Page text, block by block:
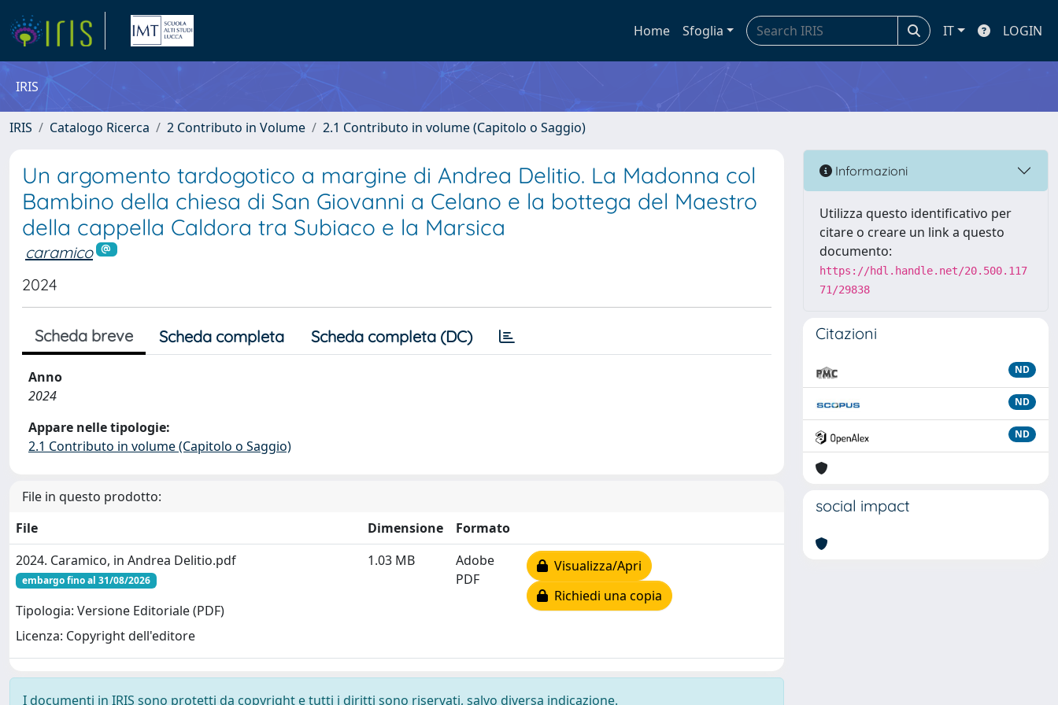
Home Sfoglia IT LOGIN
IRIS
IRIS Catalogo Ricerca 2 Contributo in Volume 2.1 Contributo in volume (Capitolo o Saggio)
Un argomento tardogotico a margine di Andrea Delitio. La Madonna col
Bambino della chiesa di San Giovanni a Celano e la bottega del Maestro
della cappella Caldora tra Subiaco e la Marsica
caramico
2024
Scheda breve Scheda completa Scheda completa (DC)
Anno
2024
Appare nelle tipologie:
2.1 Contributo in volume (Capitolo o Saggio)
File in questo prodotto:
File
Dimensione
Formato
2024. Caramico, in Andrea Delitio.pdf
embargo fino al 31/08/2026
Tipologia: Versione Editoriale (PDF)
Licenza: Copyright dell'editore
1.03 MB
Adobe
PDF
Visualizza/Apri
Richiedi una copia
I documenti in IRIS sono protetti da copyright e tutti i diritti sono riservati, salvo diversa indicazione.
Informazioni
Utilizza questo identificativo per
citare o creare un link a questo
documento:
https://hdl.handle.net/20.500.117
71/29838
Citazioni
ND
ND
ND
social impact